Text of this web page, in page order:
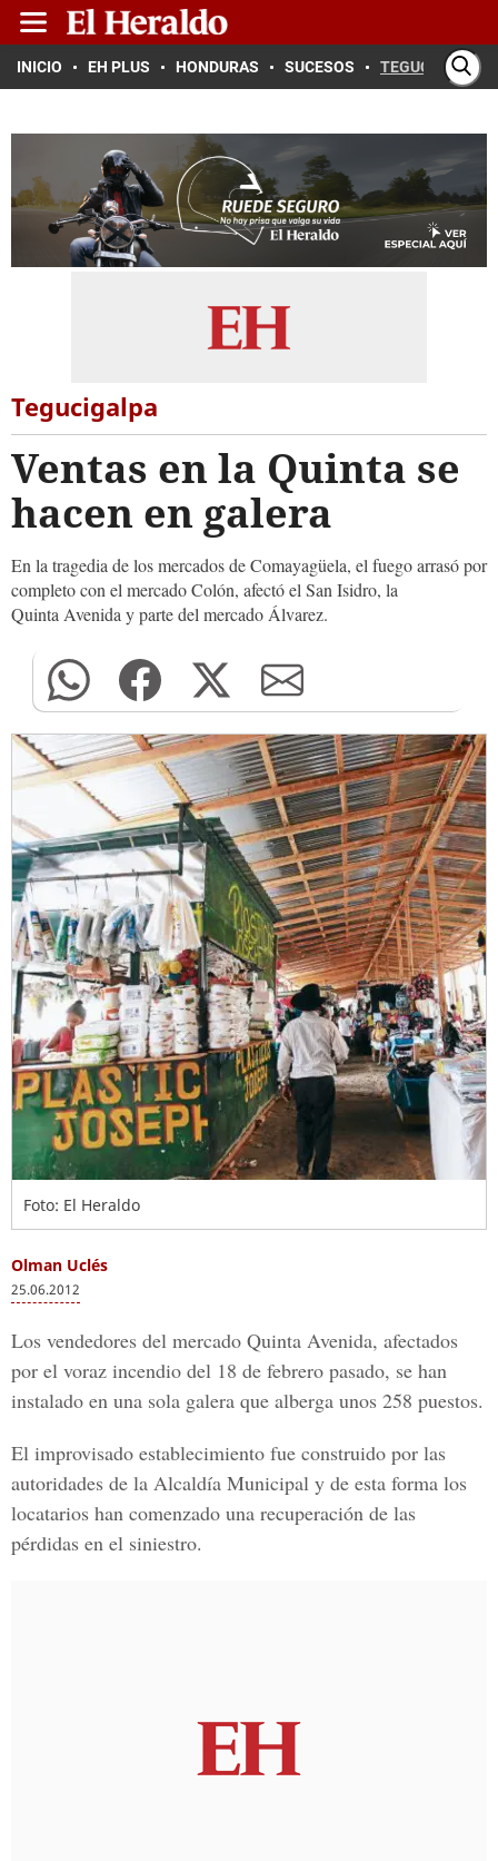
INICIO EH PLUS HONDURAS SUCESOS TEGUCIGALPA
Tegucigalpa
Ventas en la Quinta se
hacen en galera
En la tragedia de los mercados de Comayagüela, el fuego arrasó por
completo con el mercado Colón, afectó el San Isidro, la
Quinta Avenida y parte del mercado Álvarez.
Foto: El Heraldo
Olman Uclés
25.06.2012
Los vendedores del mercado Quinta Avenida, afectados
por el voraz incendio del 18 de febrero pasado, se han
instalado en una sola galera que alberga unos 258 puestos.
El improvisado establecimiento fue construido por las
autoridades de la Alcaldía Municipal y de esta forma los
locatarios han comenzado una recuperación de las
pérdidas en el siniestro.